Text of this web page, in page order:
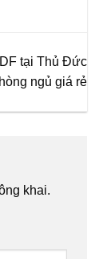
tại Thủ Đức
ngủ giá rẻ
khai.